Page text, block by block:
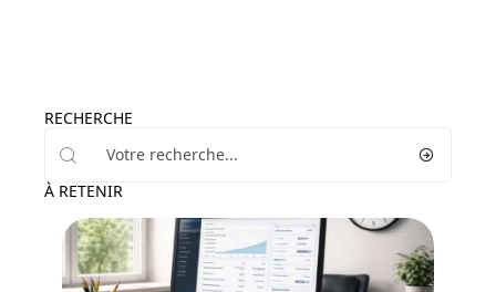
RECHERCHE
À RETENIR